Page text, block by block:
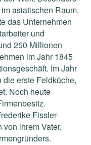
asiatischen Raum.
das Unternehmen
und
250 Millionen
im Jahr 1845
Im Jahr
erste Feldküche,
Noch heute
Fissler-
ihrem Vater,